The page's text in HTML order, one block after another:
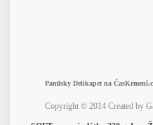
Pamlsky Delikapet na
Copyright © 2014 Created by